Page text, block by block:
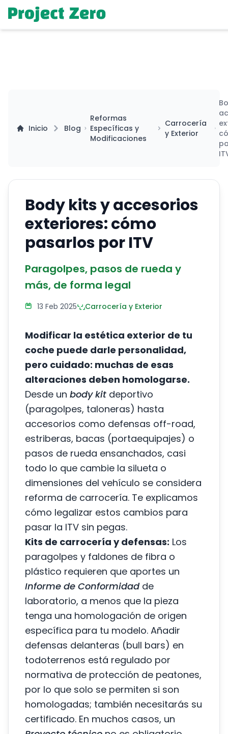
Inicio Blog
Reformas
Específicas y
Modificaciones
Carrocería
y Exterior
Body kits y accesorios
exteriores: cómo
pasarlos por ITV
Paragolpes, pasos de rueda y
más, de forma legal
13 Feb 2025 Carrocería y Exterior
Modificar la estética exterior de tu
coche puede darle personalidad,
pero cuidado: muchas de esas
alteraciones deben homologarse.
Desde un body kit deportivo
(paragolpes, taloneras) hasta
accesorios como defensas off-road,
estriberas, bacas (portaequipajes) o
pasos de rueda ensanchados, casi
todo lo que cambie la silueta o
dimensiones del vehículo se considera
reforma de carrocería. Te explicamos
cómo legalizar estos cambios para
pasar la ITV sin pegas.
Kits de carrocería y defensas: Los
paragolpes y faldones de fibra o
plástico requieren que aportes un
Informe de Conformidadde
laboratorio, a menos que la pieza
tenga una homologación de origen
específica para tu modelo. Añadir
defensas delanteras (bull bars) en
todoterrenos está regulado por
normativa de protección de peatones,
por lo que solo se permiten si son
homologadas; también necesitarás su
certificado. En muchos casos, un